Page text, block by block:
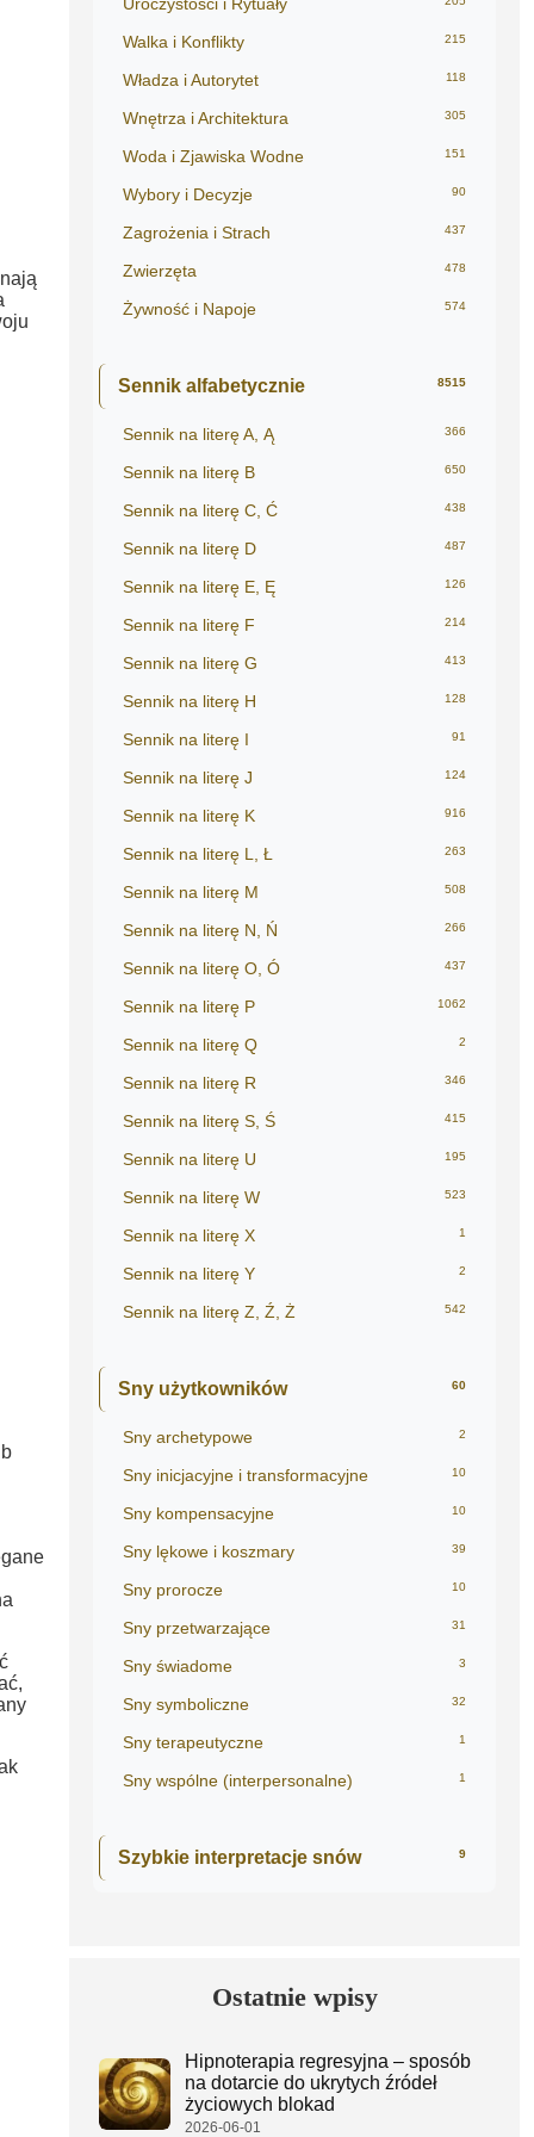
Walka i Konflikty 215
Władza i Autorytet 118
Wnętrza i Architektura 305
Woda i Zjawiska Wodne 151
Wybory i Decyzje 90
Zagrożenia i Strach 437
Zwierzęta 478
Żywność i Napoje 574
Sennik alfabetycznie 8515
Sennik na literę A, Ą 366
Sennik na literę B 650
Sennik na literę C, Ć 438
Sennik na literę D 487
Sennik na literę E, Ę 126
Sennik na literę F 214
Sennik na literę G 413
Sennik na literę H 128
Sennik na literę I 91
Sennik na literę J 124
Sennik na literę K 916
Sennik na literę L, Ł 263
Sennik na literę M 508
Sennik na literę N, Ń 266
Sennik na literę O, Ó 437
Sennik na literę P 1062
Sennik na literę Q 2
Sennik na literę R 346
Sennik na literę S, Ś 415
Sennik na literę U 195
Sennik na literę W 523
Sennik na literę X 1
Sennik na literę Y 2
Sennik na literę Z, Ź, Ż 542
Sny użytkowników 60
Sny archetypowe 2
Sny inicjacyjne i transformacyjne 10
Sny kompensacyjne 10
Sny lękowe i koszmary 39
Sny prorocze 10
Sny przetwarzające 31
Sny świadome 3
Sny symboliczne 32
Sny terapeutyczne 1
Sny wspólne (interpersonalne) 1
Szybkie interpretacje snów 9
Ostatnie wpisy
Hipnoterapia regresyjna – sposób
na dotarcie do ukrytych źródeł
życiowych blokad
2026-06-01